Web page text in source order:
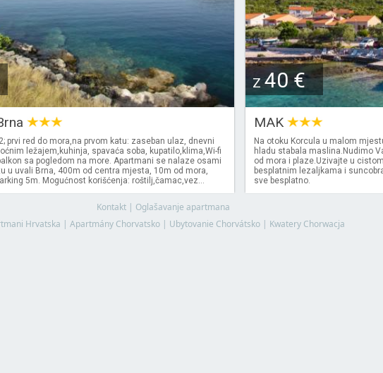
prvi red do mora,na prvom katu: zaseban ulaz, dnevni
ležajem,kuhinja, spavaća soba, kupatilo,klima,Wi-fi
sa pogledom na more. Apartmani se nalaze osami
u uvali Brna, 400m od centra mjesta, 10m od mora,
5m. Mogućnost korišćenja: roštilj,čamac,vez...
Z 40 €
MAK
Na otoku Korcula u malom
hladu stabala maslina.Nudimo
od mora i plaze.Uzivajte u
besplatnim lezaljkama i
sve besplatno.
Kontakt| Oglašavanje apartmana
Hrvatska | Apartmány Chorvatsko| Ubytovanie Chorvátsko| Kwatery Chorwacja